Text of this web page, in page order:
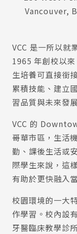
Vancouver,
VCC 是一所以就
1965 年創校以
生培養可直接銜
累積技能、建立
習品質與未來發
VCC 的
哥華市區，生活
勤、課後生活或
際學生來說，這
有助於更快融入
校園環境的一大
作學習。校內設
牙醫臨床教學診